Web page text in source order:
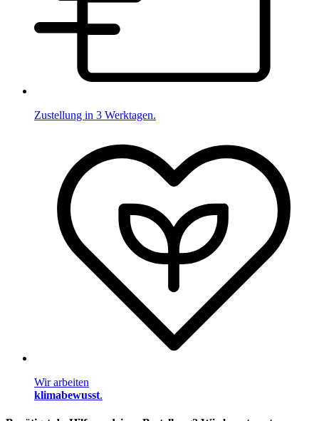
Zustellung in 3 Werktagen.
Wir arbeiten
klimabewusst.